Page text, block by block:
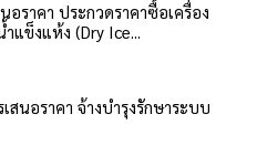
อราคา ประกวดราคาซื้อเครื่อง
แข็งแห้ง (Dry Ice...
สนอราคา จ้างบำรุงรักษาระบบ